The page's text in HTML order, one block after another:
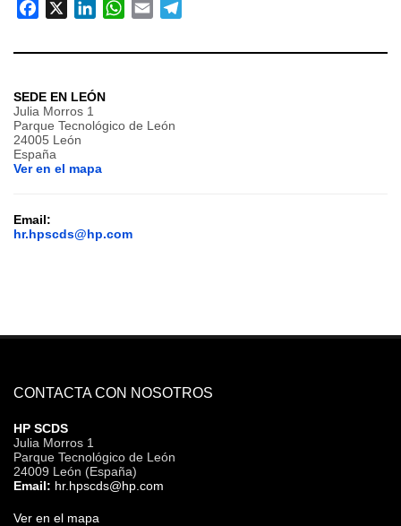
FacebookLinkedInWhatsApp
Email
SEDE EN LEÓN
Julia Morros 1
Parque Tecnológico de León
24005 León
España
Ver en el mapa
Email:
hr.hpscds@hp.com
CONTACTA CON NOSOTROS
HP SCDS
Julia Morros 1
Parque Tecnológico de León
24009 León (España)
Email: hr.hpscds@hp.com
Ver en el mapa